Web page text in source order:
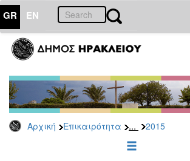
GR EN
Αρχική Επικαιρότητα ... 2015
ΕΠΙΚΑΙΡΟΤΗΤΑ
-
Δημοπρασίες
Αρχείο
2026